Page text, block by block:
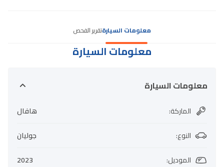
معلومات السيارةتقرير الفحص
معلومات السيارة
معلومات السيارة
الماركة:
هافال
النوع:
جوليان
الموديل:
2023